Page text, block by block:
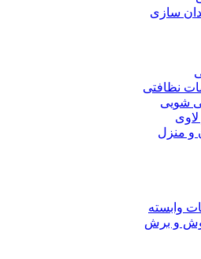
سازی
نظافتی
شویی
و منزل
وابسته
و برش